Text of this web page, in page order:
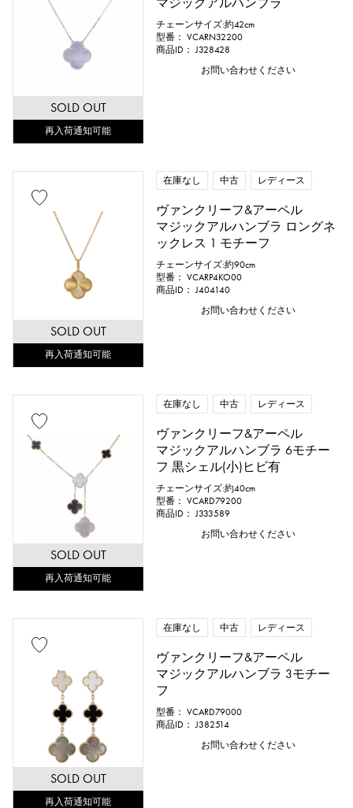
SOLD OUT
再入荷通知可能
チェーンサイズ:約42cm
型番： VCARN32200
商品ID： J328428
お問い合わせください
SOLD OUT
再入荷通知可能
在庫なし 中古 レディース
ヴァンクリーフ&アーペル
マジックアルハンブラ ロングネ
ックレス 1 モチーフ
チェーンサイズ:約90cm
型番： VCARP4KO00
商品ID： J404140
お問い合わせください
SOLD OUT
再入荷通知可能
在庫なし 中古 レディース
ヴァンクリーフ&アーペル
マジックアルハンブラ 6モチー
フ 黒シェル(小)ヒビ有
チェーンサイズ:約40cm
型番： VCARD79200
商品ID： J333589
お問い合わせください
SOLD OUT
再入荷通知可能
在庫なし 中古 レディース
ヴァンクリーフ&アーペル
マジックアルハンブラ 3モチー
フ
型番： VCARD79000
商品ID： J382514
お問い合わせください